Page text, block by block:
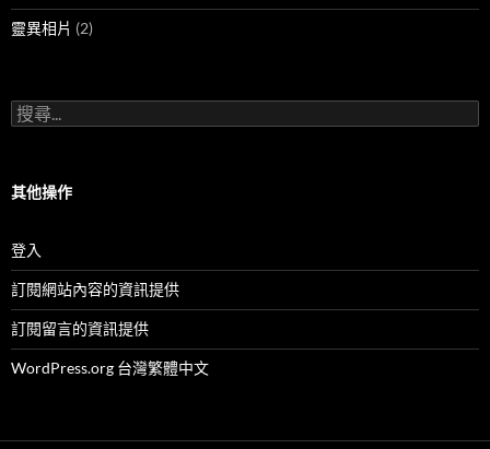
靈異相片 (2)
搜
尋
字:
其他操作
登入
訂閱網站內容的資訊提供
訂閱留言的資訊提供
WordPress.org 台灣繁體中文